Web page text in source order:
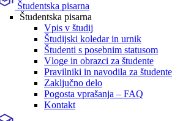
Študentska pisarna
Študentska pisarna
Vpis v študij
Študijski koledar in urnik
Študenti s posebnim statusom
Vloge in obrazci za študente
Pravilniki in navodila za študente
Zaključno delo
Pogosta vprašanja – FAQ
Kontakt